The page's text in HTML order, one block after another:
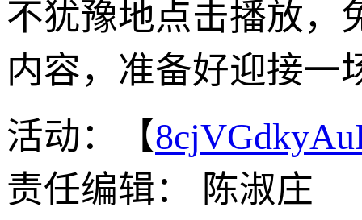
不犹豫地点击播放，
内容，准备好迎接一
活动：【
责任编辑： 陈淑庄